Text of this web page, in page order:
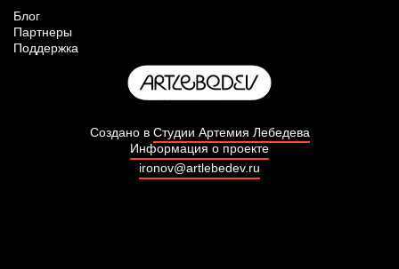
Блог
Партнеры
Поддержка
Создано в Студии Артемия Лебедева
Информация о проекте
ironov@artlebedev.ru